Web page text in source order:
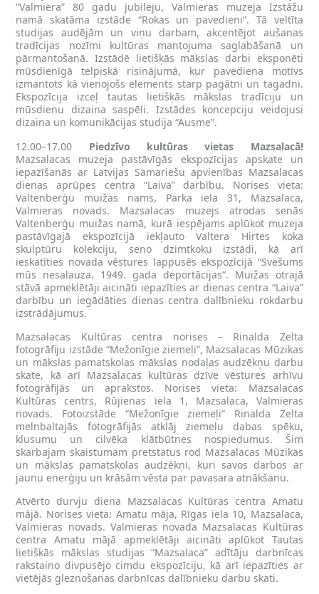
“Valmiera” 80 gadu jubileju, Valmieras muzeja Izstāžu
namā skatāma izstāde “Rokas un pavedieni”. Tā veltīta
studijas audējām un viņu darbam, akcentējot aušanas
tradīcijas nozīmi kultūras mantojuma saglabāšanā un
pārmantošanā. Izstādē lietišķās mākslas darbi eksponēti
mūsdienīgā telpiskā risinājumā, kur pavediena motīvs
izmantots kā vienojošs elements starp pagātni un tagadni.
Ekspozīcija izceļ tautas lietišķās mākslas tradīciju un
mūsdienu dizaina saspēli. Izstādes koncepciju veidojusi
dizaina un komunikācijas studija “Ausme”.
12.00–17.00 Piedzīvo kultūras vietas Mazsalacā!
Mazsalacas muzeja pastāvīgās ekspozīcijas apskate un
iepazīšanās ar Latvijas Samariešu apvienības Mazsalacas
dienas aprūpes centra “Laiva” darbību. Norises vieta:
Valtenberģu muižas nams, Parka iela 31, Mazsalaca,
Valmieras novads. Mazsalacas muzejs atrodas senās
Valtenberģu muižas namā, kurā iespējams aplūkot muzeja
pastāvīgajā ekspozīcijā iekļauto Valtera Hirtes koka
skulptūru kolekciju, seno dzimtkoku izstādi, kā arī
ieskatīties novada vēstures lappusēs ekspozīcijā “Svešums
mūs nesalauza. 1949. gada deportācijas“. Muižas otrajā
stāvā apmeklētāji aicināti iepazīties ar dienas centra “Laiva”
darbību un iegādāties dienas centra dalībnieku rokdarbu
izstrādājumus.
Mazsalacas Kultūras centra norises – Rinalda Zelta
fotogrāfiju izstāde “Mežonīgie ziemeļi”, Mazsalacas Mūzikas
un mākslas pamatskolas mākslas nodaļas audzēkņu darbu
skate, kā arī Mazsalacas kultūras dzīve vēstures arhīvu
fotogrāfijās un aprakstos. Norises vieta: Mazsalacas
Kultūras centrs, Rūjienas iela 1, Mazsalaca, Valmieras
novads. Fotoizstāde “Mežonīgie ziemeļi” Rinalda Zelta
melnbaltajās fotogrāfijās atklāj ziemeļu dabas spēku,
klusumu un cilvēka klātbūtnes nospiedumus. Šim
skarbajam skaistumam pretstatus rod Mazsalacas Mūzikas
un mākslas pamatskolas audzēkņi, kuri savos darbos ar
jaunu enerģiju un krāsām vēsta par pavasara atnākšanu.
Atvērto durvju diena Mazsalacas Kultūras centra Amatu
mājā. Norises vieta: Amatu māja, Rīgas iela 10, Mazsalaca,
Valmieras novads. Valmieras novada Mazsalacas Kultūras
centra Amatu mājā apmeklētāji aicināti aplūkot Tautas
lietišķās mākslas studijas “Mazsalaca” adītāju darbnīcas
rakstaino divpusējo cimdu ekspozīciju, kā arī iepazīties ar
vietējās gleznošanas darbnīcas dalībnieku darbu skati.